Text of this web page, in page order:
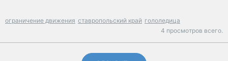
ограничение движения ставропольский край гололедица
4 просмотров всего.